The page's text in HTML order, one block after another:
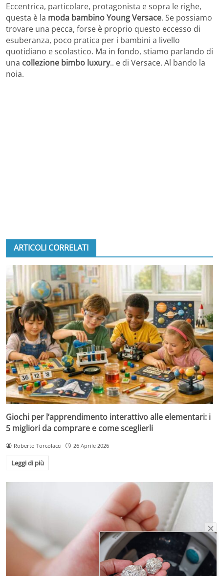
Eccentrica, particolare, protagonista e sopra le righe,
questa è la moda bambino Young Versace. Se possiamo
trovare una pecca, forse è proprio questo eccesso di
esuberanza, poco pratica per i bambini a livello
quotidiano e scolastico. Ma in fondo, stiamo parlando di
una collezione bimbo luxury.. e di Versace. Al bando la
noia.
ARTICOLI CORRELATI
Giochi per l’apprendimento interattivo alle elementari: i
5 migliori da comprare e come sceglierli
Roberto Torcolacci 26 Aprile 2026
Leggi di più